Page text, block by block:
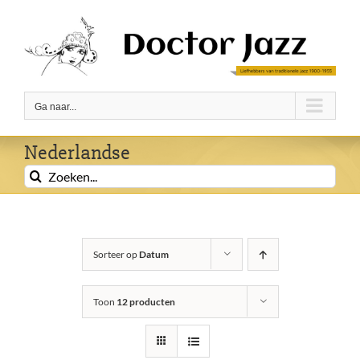
inhoud
Ga naar...
Nederlandse
Zoeken
naar:
Sorteer opDatum
Toon 12 producten